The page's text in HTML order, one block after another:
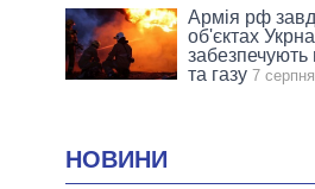
Армія рф
об'єктах
та газу 7
НОВИНИ